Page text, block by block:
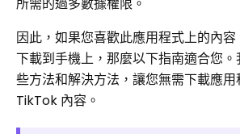
因此，如果您喜歡此應用程式上的內
下載到手機上，那麼以下指南適合您
些方法和解決方法，讓您無需下載應
TikTok 內容。